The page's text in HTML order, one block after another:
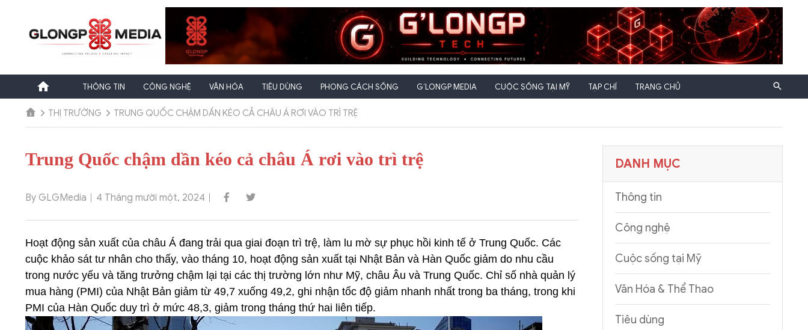
THÔNG TIN CÔNG NGHỆ VĂN HÓA TIÊU DÙNG PHONG CÁCH SỐNG G’LONGP MEDIA CUỘC SỐNG TẠI MỸ TẠP CHÍ TRANG CHỦ
THỊ TRƯỜNG TRUNG QUỐC CHẬM DẦN KÉO CẢ CHÂU Á RƠI VÀO TRÌ TRỆ
Trung Quốc chậm dần kéo cả châu Á rơi vào trì trệ
By GLGMedia 4 Tháng mười một, 2024
Hoạt động sản xuất của châu Á đang trải qua giai đoạn trì trệ, làm lu mờ sự phục hồi kinh tế ở Trung Quốc. Các
cuộc khảo sát tư nhân cho thấy, vào tháng 10, hoạt động sản xuất tại Nhật Bản và Hàn Quốc giảm do nhu cầu
trong nước yếu và tăng trưởng chậm lại tại các thị trường lớn như Mỹ, châu Âu và Trung Quốc. Chỉ số nhà quản lý
mua hàng (PMI) của Nhật Bản giảm từ 49,7 xuống 49,2, ghi nhận tốc độ giảm nhanh nhất trong ba tháng, trong khi
PMI của Hàn Quốc duy trì ở mức 48,3, giảm trong tháng thứ hai liên tiếp.
DANH MỤC
Thông tin
Công nghệ
Cuộc sống tại Mỹ
Văn Hóa & Thể Thao
Tiêu dùng